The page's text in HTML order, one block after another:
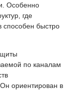
Особенно
где
способен быстро
по каналам
ориентирован в